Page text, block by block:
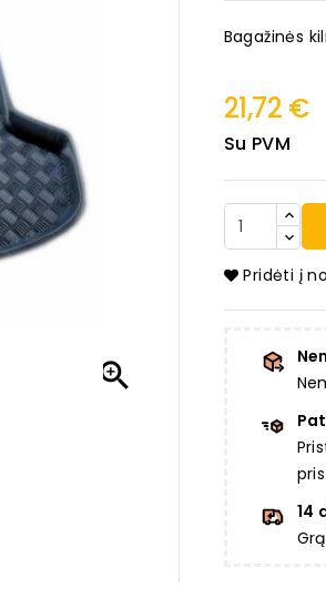

Bagažinės
21,72 €
Su PVM
Pridėti į
14